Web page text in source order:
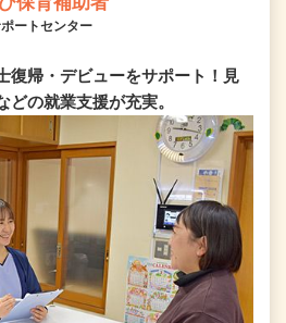
ートセンター
復帰・デビューをサポート！見
の就業支援が充実。